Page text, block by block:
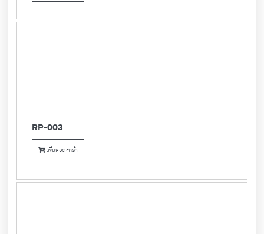
RP-003
เพิ่มลงตะกร้า